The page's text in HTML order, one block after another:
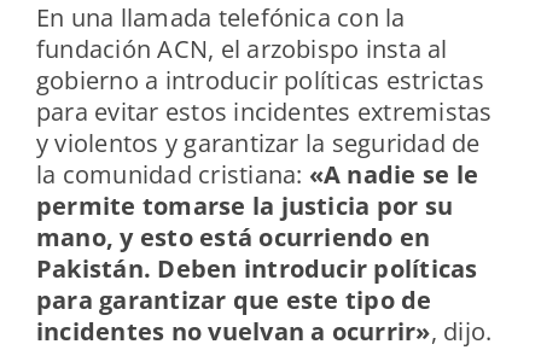
En una llamada telefónica con la
fundación ACN, el arzobispo insta al
gobierno a introducir políticas estrictas
para evitar estos incidentes extremistas
y violentos y garantizar la seguridad de
la comunidad cristiana: «A nadie se le
permite tomarse la justicia por su
mano, y esto está ocurriendo en
Pakistán. Deben introducir políticas
para garantizar que este tipo de
incidentes no vuelvan a ocurrir», dijo.